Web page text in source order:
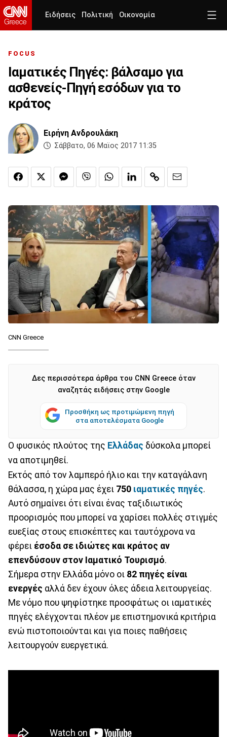
Ειδήσεις Πολιτική Οικονομία
FOCUS
Ιαματικές Πηγές: βάλσαμο για
ασθενείς-Πηγή εσόδων για το
κράτος
Ειρήνη Ανδρουλάκη
Σάββατο, 06 Μαϊος 2017 11:35
CNN Greece
Δες περισσότερα άρθρα του CNN Greece όταν
αναζητάς ειδήσεις στην Google
Προσθήκη ως προτιμώμενη πηγή
στα αποτελέσματα Google
Ο φυσικός πλούτος της Ελλάδας δύσκολα μπορεί
να αποτιμηθεί.
Εκτός από τον λαμπερό ήλιο και την καταγάλανη
θάλασσα, η χώρα μας έχει 750 ιαματικές πηγές.
Αυτό σημαίνει ότι είναι ένας ταξιδιωτικός
προορισμός που μπορεί να χαρίσει πολλές στιγμές
ευεξίας στους επισκέπτες και ταυτόχρονα να
φέρει έσοδα σε ιδιώτες και κράτος αν
επενδύσουν στον Ιαματικό Τουρισμό.
Σήμερα στην Ελλάδα μόνο οι 82 πηγές είναι
ενεργές αλλά δεν έχουν όλες άδεια λειτουργείας.
Με νόμο που ψηφίστηκε προσφάτως οι ιαματικές
πηγές ελέγχονται πλέον με επιστημονικά κριτήρια
ενώ πιστοποιούνται και για ποιες παθήσεις
λειτουργούν ευεργετικά.